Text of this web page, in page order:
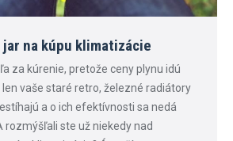
na kúpu klimatizácie
za kúrenie, pretože ceny plynu idú
vaše staré retro, železné radiátory
a o ich efektívnosti sa nedá
rozmýšľali ste už niekedy nad